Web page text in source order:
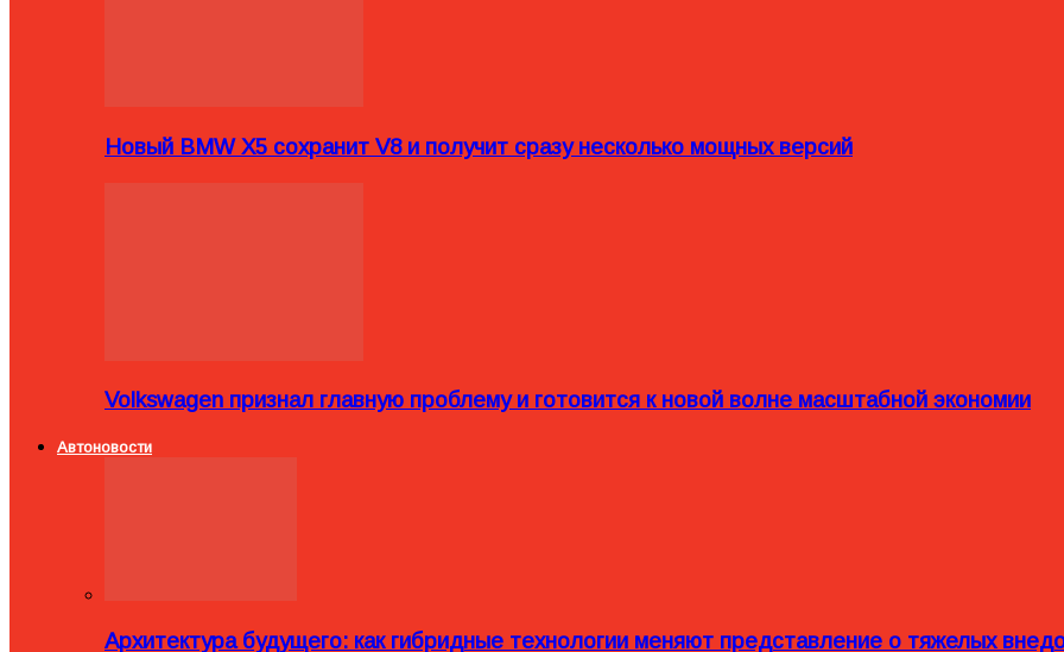
Новый BMW X5 сохранит V8 и получит сразу несколько мощных версий
Volkswagen признал главную проблему и готовится к новой волне масштабной экономии
Автоновости
Архитектура будущего: как гибридные технологии меняют представление о тяжелых